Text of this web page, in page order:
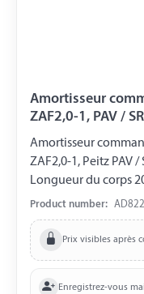
Amortisseur
ZAF2,0-1, PAV /
Amortisseur
ZAF2,0-1, Peitz PAV
Longueur du corps
Product number:
Prix visibles après
Enregistrez-vous